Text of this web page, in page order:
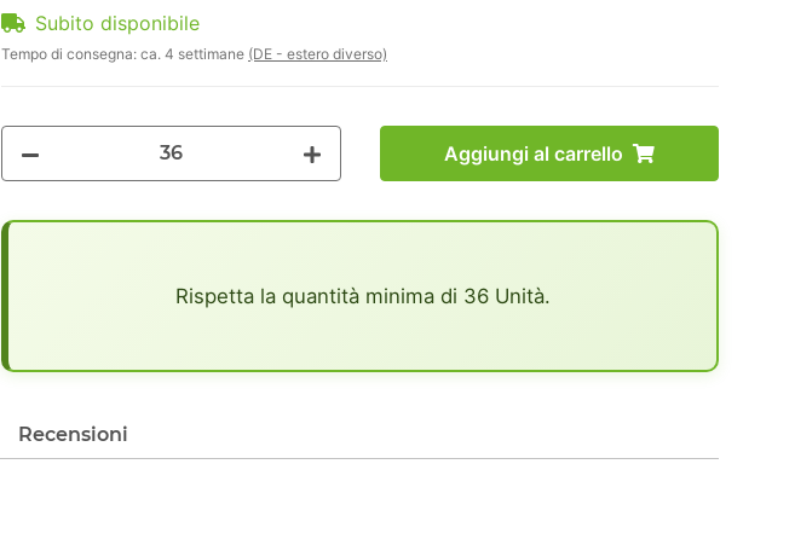
Subito disponibile
Tempo di consegna: ca. 4 settimane (DE - estero diverso)
Aggiungi al carrello
Rispetta la quantità minima di 36 Unità.
Recensioni